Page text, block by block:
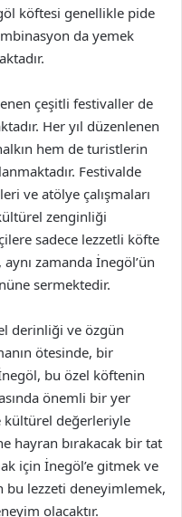
köftesi genellikle pide
da yemek
çeşitli festivaller de
Her yıl düzenlenen
hem de turistlerin
Festivalde
ve atölye çalışmaları
zenginliği
sadece lezzetli köfte
zamanda İnegöl’ün
sermektedir.
derinliği ve özgün
ötesinde, bir
bu özel köftenin
önemli bir yer
kültürel değerleriyle
hayran bırakacak bir tat
için İnegöl’e gitmek ve
bu lezzeti deneyimlemek,
olacaktır.